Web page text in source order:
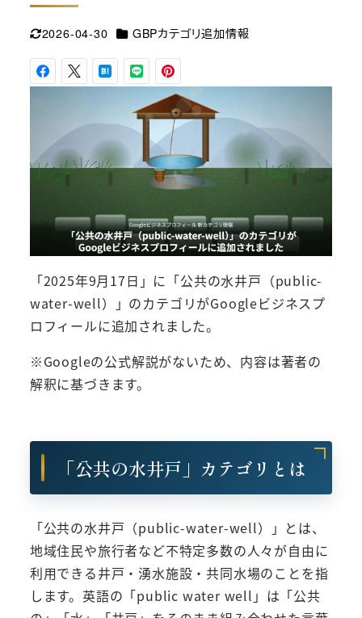
更新日
2026-04-30 カテゴリー
GBPカテゴリ追加情報
「2025年9月17日」に「公共の水井戸（public-
water-well）」のカテゴリがGoogleビジネスプ
ロフィールに追加されました。
※Googleの公式解説がないため、内容は著者の
解釈に基づきます。
「公共の水井戸」カテゴリとは
「公共の水井戸（public-water-well）」とは、
地域住民や旅行者など不特定多数の人々が自由に
利用できる井戸・湧水施設・共同水場のことを指
します。英語の「public water well」は「公共